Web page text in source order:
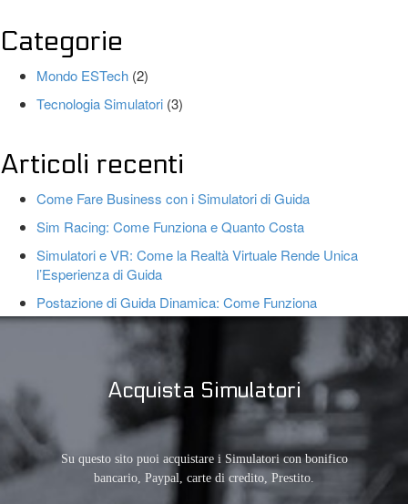
Categorie
Mondo ESTech (2)
Tecnologia Simulatori (3)
Articoli recenti
Come Fare Business con i Simulatori di Guida
Sim Racing: Come Funziona e Quanto Costa
Simulatori e VR: Come la Realtà Virtuale Rende Unica
l’Esperienza di Guida
Postazione di Guida Dinamica: Come Funziona
Acquista Simulatori
Su questo sito puoi acquistare i Simulatori con bonifico
bancario, Paypal, carte di credito, Prestito.